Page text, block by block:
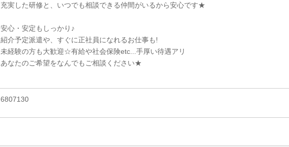
充実した研修と、いつでも相談できる仲間がいるから安心です★
安心・安定もしっかり♪
紹介予定派遣や、すぐに正社員になれるお仕事も!
未経験の方も大歓迎☆有給や社会保険etc...手厚い待遇アリ
あなたのご希望をなんでもご相談ください★
6807130